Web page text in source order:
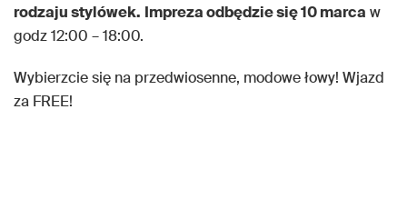
rodzaju stylówek. Impreza odbędzie się 10 marca w
godz 12:00 – 18:00.
Wybierzcie się na przedwiosenne, modowe łowy! Wjazd
za FREE!